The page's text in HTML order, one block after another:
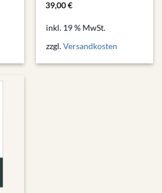
39,00€
inkl. 19 % MwSt.
zzgl.Versandkosten